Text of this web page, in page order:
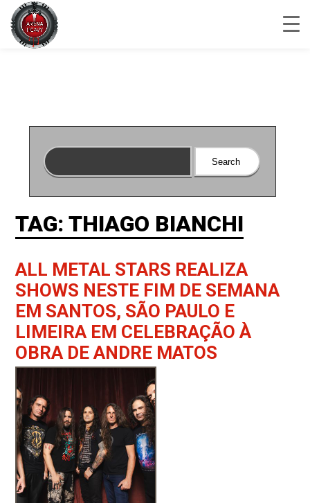
TAG: THIAGO BIANCHI
ALL METAL STARS REALIZA
SHOWS NESTE FIM DE SEMANA
EM SANTOS, SÃO PAULO E
LIMEIRA EM CELEBRAÇÃO À
OBRA DE ANDRE MATOS